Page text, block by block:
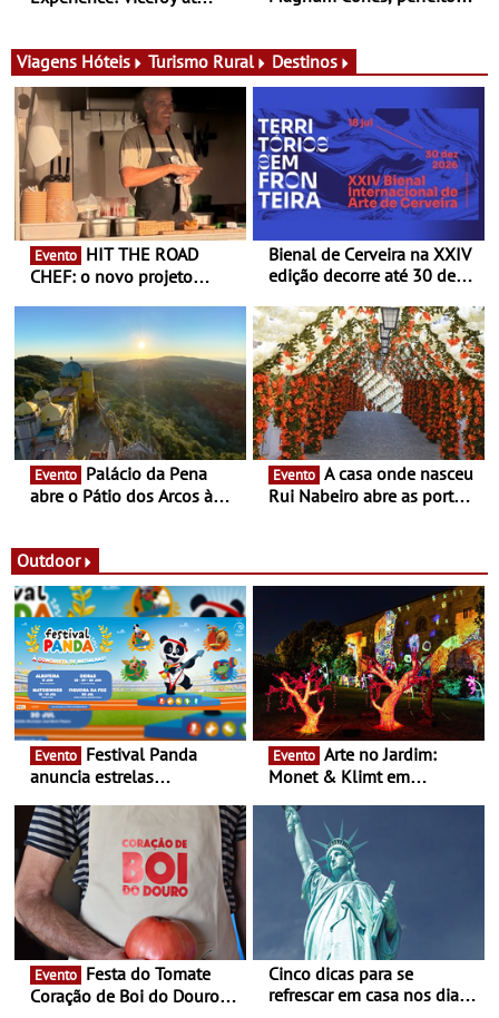
exclusiva
Viagens Hóteis Turismo Rural Destinos
Evento
CHEF: o novo projeto
Queiroz Ribeiro - Um novo
conceito gastronómico
itinerante que percorre
Portugal
Bienal de Cerveira na XXIV
edição decorre até 30 de
enquanto “Territórios sem
Fronteira”
Evento
abre o Pátio dos Arcos à
Evento
Rui Nabeiro abre as portas
16 de agosto
Outdoor
Evento
anuncia estrelas
- Entre Junho e Julho pelo
país
Evento
Monet & Klimt em
ao final de Setembro -
Experiência luminosa no
jardim do Museu de
Alberto Sampaio
Evento
Coração de Boi do Douro -
Cinco dicas para se
refrescar em casa nos dias